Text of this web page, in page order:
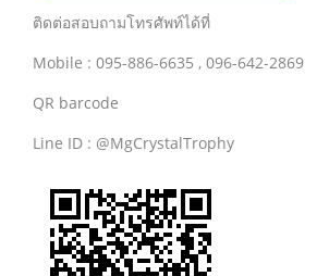
ติดต่อสอบถามโทรศัพท์ได้ที่
Mobile : 095-886-6635 , 096-642-2869
QR barcode
Line ID : @MgCrystalTrophy